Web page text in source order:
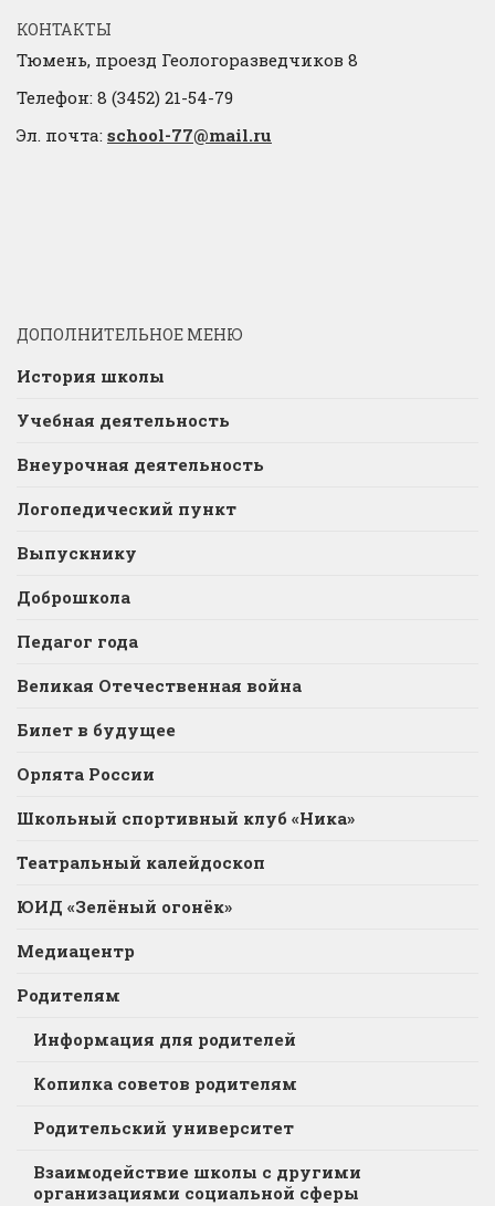
КОНТАКТЫ
Тюмень, проезд Геологоразведчиков 8
Телефон: 8 (3452) 21-54-79
Эл. почта: school-77@mail.ru
ДОПОЛНИТЕЛЬНОЕ МЕНЮ
История школы
Учебная деятельность
Внеурочная деятельность
Логопедический пункт
Выпускнику
Доброшкола
Педагог года
Великая Отечественная война
Билет в будущее
Орлята России
Школьный спортивный клуб «Ника»
Театральный калейдоскоп
ЮИД «Зелёный огонёк»
Медиацентр
Родителям
Информация для родителей
Копилка советов родителям
Родительский университет
Взаимодействие школы с другими
организациями социальной сферы